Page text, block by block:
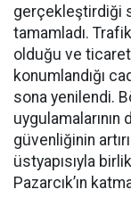
gerçekleştirdiği
tamamladı.
olduğu ve
konumlandığı
sona yenilendi.
güvenliğinin
üstyapısıyla
Pazarcık’ın